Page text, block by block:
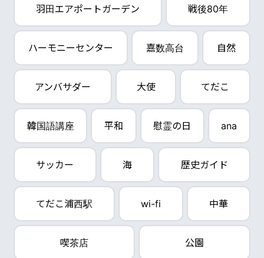
羽田エアポートガーデン 戦後80年
ハーモニーセンター 嘉数高台 自然
アンバサダー 大使 てだこ
韓国語講座 平和 慰霊の日 ana
サッカー 海 歴史ガイド
てだこ浦西駅 wi-fi 中華
喫茶店 公園